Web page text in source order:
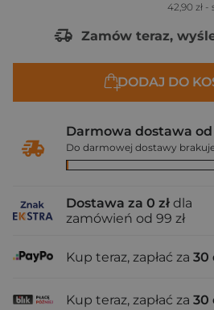
42,90 zł -
Zamów teraz,
DODAJ DO
Darmowa dostawa od
Do darmowej dostawy brakuje
Dostawa za 0 zł dla
zamówień od 99 zł
Kup teraz, zapłać za 30
Kup teraz, zapłać za 30